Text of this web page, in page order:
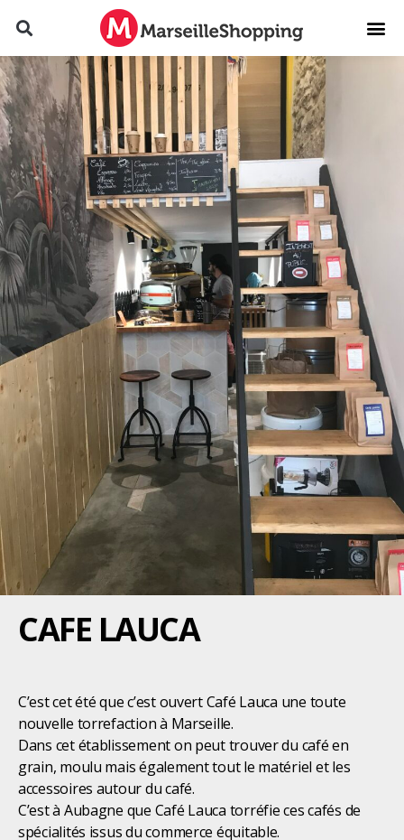
CAFE LAUCA
C’est cet été que c’est ouvert Café Lauca une toute
nouvelle torrefaction à Marseille.
Dans cet établissement on peut trouver du café en
grain, moulu mais également tout le matériel et les
accessoires autour du café.
C’est à Aubagne que Café Lauca torréfie ces cafés de
spécialités issus du commerce équitable.